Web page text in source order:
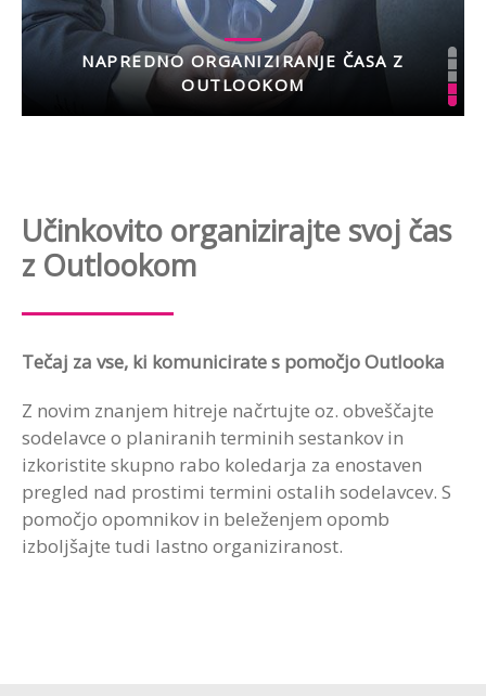
NAPREDNO ORGANIZIRANJE ČASA Z
OUTLOOKOM
Učinkovito organizirajte svoj čas
z Outlookom
Tečaj za vse, ki komunicirate s pomočjo Outlooka
Z novim znanjem hitreje načrtujte oz. obveščajte
sodelavce o planiranih terminih sestankov in
izkoristite skupno rabo koledarja za enostaven
pregled nad prostimi termini ostalih sodelavcev. S
pomočjo opomnikov in beleženjem opomb
izboljšajte tudi lastno organiziranost.